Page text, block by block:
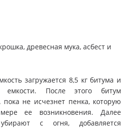
древесная мука, асбест и
загружается 8,5 кг битума и
После этого битум
пока не исчезнет пенка, которую
ее возникновения. Далее
с огня, добавляется